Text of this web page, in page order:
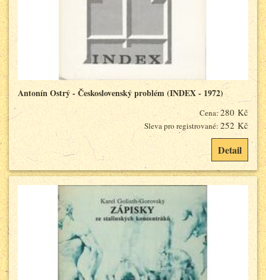
Antonín Ostrý - Československý problém (INDEX - 1972)
Cena:280 Kč
Sleva pro registrované: 252 Kč
Detail